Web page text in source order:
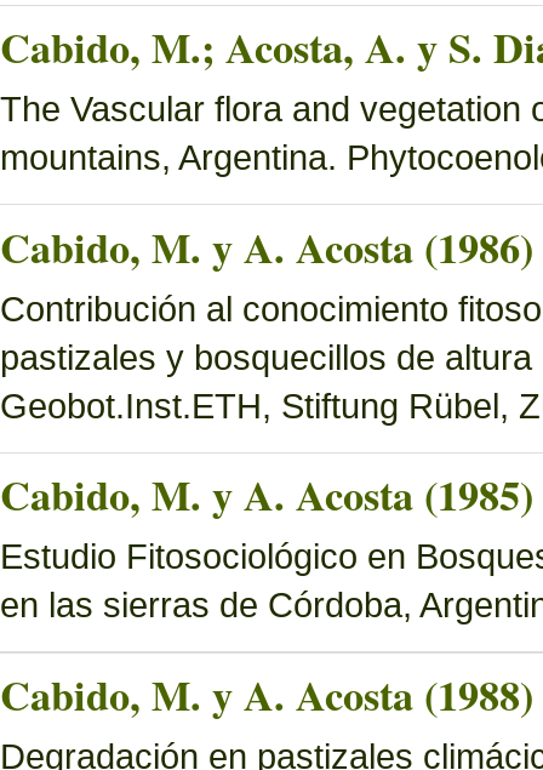
Cabido, M.; Acosta, A. y S.
The Vascular flora and vegetation
mountains, Argentina.
Cabido, M. y A. Acosta (1986)
Contribución al conocimiento
pastizales y bosquecillos de
Geobot.Inst.ETH, Stiftung Rübel,
Cabido, M. y A. Acosta (1985)
Estudio Fitosociológico en
en las sierras de Córdoba,
Cabido, M. y A. Acosta (1988)
Degradación en pastizales